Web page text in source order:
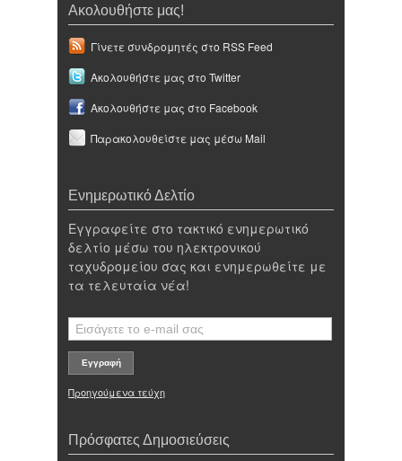
Ακολουθήστε μας!
Γίνετε συνδρομητές στο RSS Feed
Ακολουθήστε μας στο Twitter
Ακολουθήστε μας στο Facebook
Παρακολουθείστε μας μέσω Mail
Ενημερωτικό Δελτίο
Εγγραφείτε στο τακτικό ενημερωτικό
δελτίο μέσω του ηλεκτρονικού
ταχυδρομείου σας και ενημερωθείτε με
τα τελευταία νέα!
Προηγούμενα τεύχη
Πρόσφατες Δημοσιεύσεις